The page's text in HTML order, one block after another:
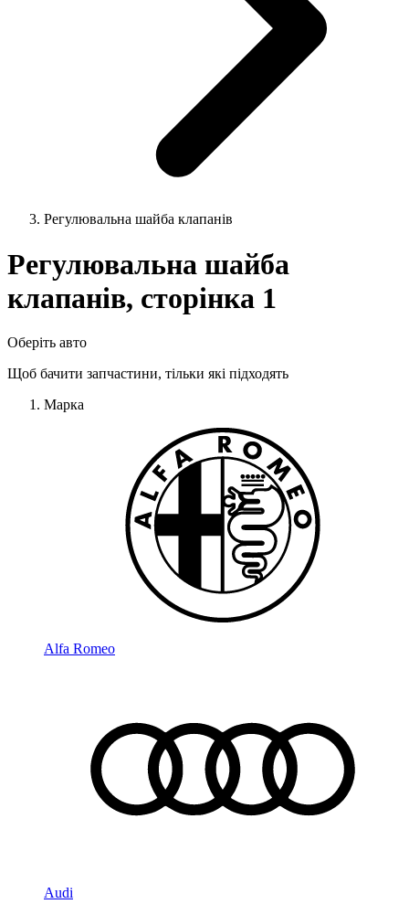
Регулювальна шайба клапанів
Регулювальна шайба
клапанів, сторінка 1
Оберіть авто
Щоб бачити запчастини, тільки які підходять
Марка
Alfa Romeo
Audi